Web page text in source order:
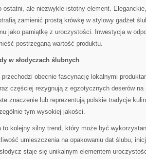
ostatni, ale niezwykle istotny element.
zamienić prostą krówkę w stylowy gadżet
jako pamiątkę z uroczystości. Inwestycja w
postrzeganą wartość produktu.
w słodyczach ślubnych
przechodzi obecnie fascynację lokalnymi
częściej rezygnują z egzotycznych deserów
znaczenie lub reprezentują polskie tradycje
tym wysokiej jakości.
to kolejny silny trend, który może być
umieszczenia na opakowaniu dat ślubu,
staje się unikalnym elementem